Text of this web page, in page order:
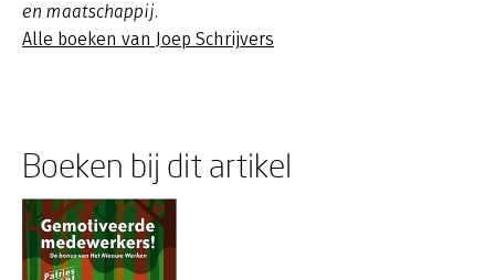
en maatschappij.
Alle boeken van Joep Schrijvers
Boeken bij dit artikel